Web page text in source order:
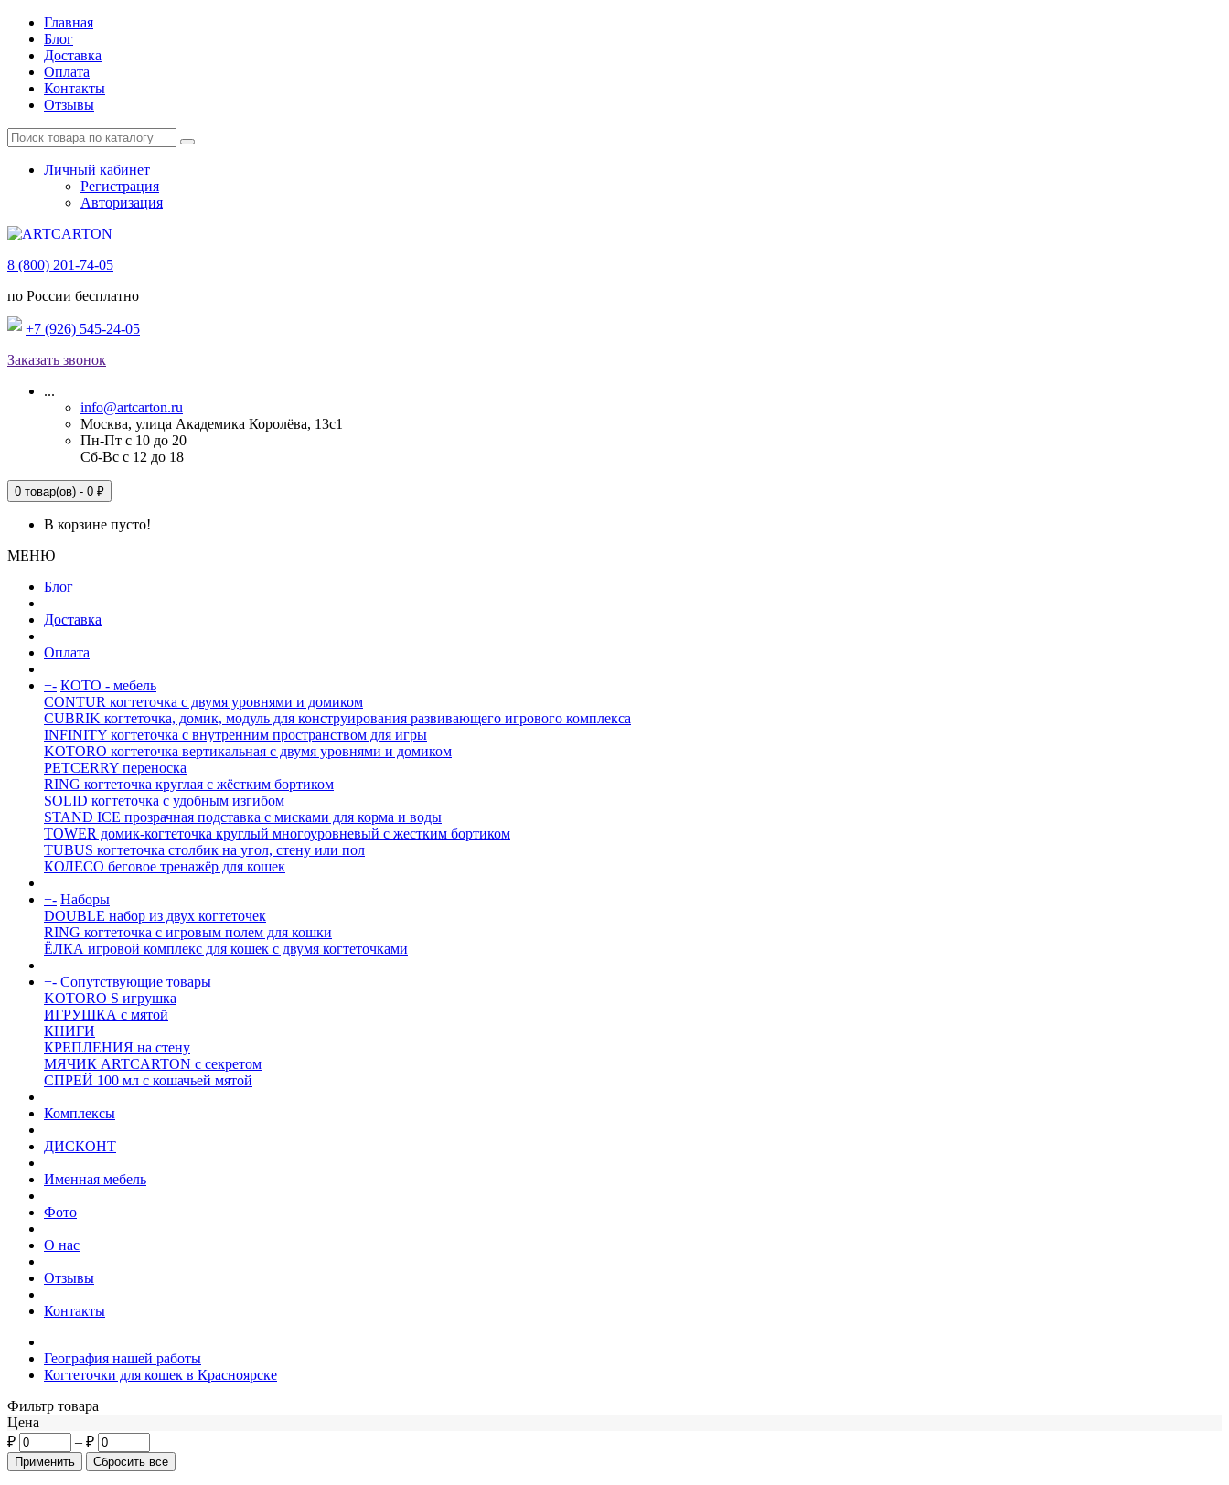
Главная
Блог
Доставка
Оплата
Контакты
Отзывы
Личный кабинет
Регистрация
Авторизация
8 (800) 201-74-05
по России бесплатно
+7 (926) 545-24-05
Заказать звонок
...
info@artcarton.ru
Москва, улица Академика Королёва, 13с1
Пн-Пт с 10 до 20
Сб-Вс с 12 до 18
0 товар(ов) - 0 ₽
В корзине пусто!
МЕНЮ
Блог
Доставка
Оплата
+- КОТО - мебель
CONTUR когтеточка с двумя уровнями и домиком
CUBRIK когтеточка, домик, модуль для конструирования развивающего игрового комплекса
INFINITY когтеточка с внутренним пространством для игры
KOTORO когтеточка вертикальная с двумя уровнями и домиком
PETCERRY переноска
RING когтеточка круглая с жёстким бортиком
SOLID когтеточка с удобным изгибом
STAND ICE прозрачная подставка с мисками для корма и воды
TOWER домик-когтеточка круглый многоуровневый с жестким бортиком
TUBUS когтеточка столбик на угол, стену или пол
КОЛЕСО беговое тренажёр для кошек
+- Наборы
DOUBLE набор из двух когтеточек
RING когтеточка c игровым полем для кошки
ЁЛКА игровой комплекс для кошек с двумя когтеточками
+- Сопутствующие товары
KOTORO S игрушка
ИГРУШКА с мятой
КНИГИ
КРЕПЛЕНИЯ на стену
МЯЧИК ARTCARTON с секретом
СПРЕЙ 100 мл с кошачьей мятой
Комплексы
ДИСКОНТ
Именная мебель
Фото
О нас
Отзывы
Контакты
География нашей работы
Когтеточки для кошек в Красноярске
Фильтр товара
Цена
₽
– ₽